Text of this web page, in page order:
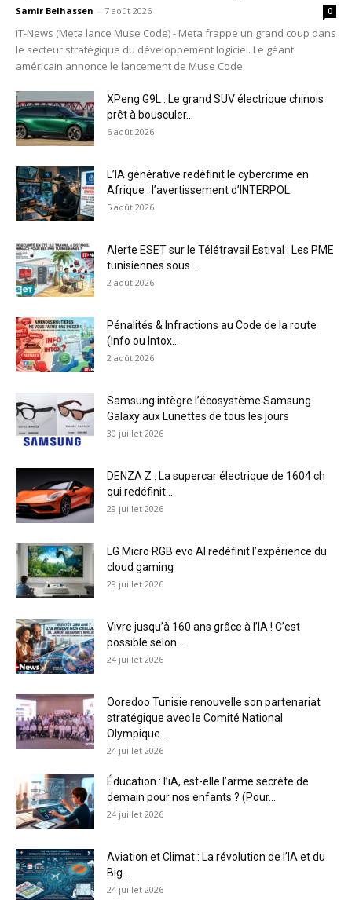
Samir Belhassen - 7 août 2026 0
iT-News (Meta lance Muse Code) - Meta frappe un grand coup dans
le secteur stratégique du développement logiciel. Le géant
américain annonce le lancement de Muse Code
XPeng G9L : Le grand SUV électrique chinois
prêt à bousculer...
6 août 2026
L’IA générative redéfinit le cybercrime en
Afrique : l’avertissement d’INTERPOL
5 août 2026
Alerte ESET sur le Télétravail Estival : Les PME
tunisiennes sous...
2 août 2026
Pénalités & Infractions au Code de la route
(Info ou Intox...
2 août 2026
Samsung intègre l’écosystème Samsung
Galaxy aux Lunettes de tous les jours
30 juillet 2026
DENZA Z : La supercar électrique de 1604 ch
qui redéfinit...
29 juillet 2026
LG Micro RGB evo AI redéfinit l’expérience du
cloud gaming
29 juillet 2026
Vivre jusqu’à 160 ans grâce à l’IA ! C’est
possible selon...
24 juillet 2026
Ooredoo Tunisie renouvelle son partenariat
stratégique avec le Comité National
Olympique...
24 juillet 2026
Éducation : l’iA, est-elle l’arme secrète de
demain pour nos enfants ? (Pour...
24 juillet 2026
Aviation et Climat : La révolution de l’IA et du
Big...
24 juillet 2026